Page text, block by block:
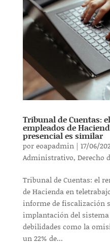
Tribunal de Cuentas:
empleados de
presencial es similar
poreoapadmin| 17/06/
Administrativo, Derecho
Tribunal de Cuentas: el
de Hacienda en
informe de fiscalización
implantación del sistema
debilidades como la
un 22% de...